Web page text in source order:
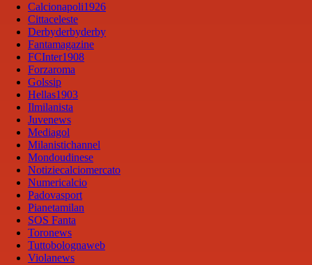
Calcionapoli1926
Cittaceleste
Derbyderbyderby
Fantamagazine
FCInter1908
Forzaroma
Golssip
Hellas1903
Ilmilanista
Juvenews
Mediagol
Milanistichannel
Mondoudinese
Notiziecalciomercato
Numericalcio
Padovasport
Pianetamilan
SOS Fanta
Toronews
Tuttobolognaweb
Violanews